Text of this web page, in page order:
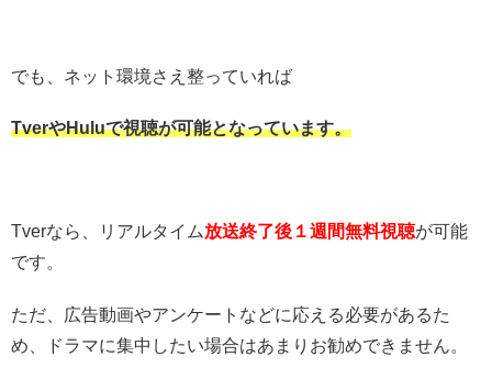
でも、ネット環境さえ整っていれば
TverやHuluで視聴が可能となっています。
Tverなら、リアルタイム放送終了後１週間無料視聴が可能
です。
ただ、広告動画やアンケートなどに応える必要があるた
め、ドラマに集中したい場合はあまりお勧めできません。